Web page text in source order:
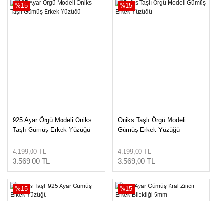
%15
925 Ayar Örgü Modeli Oniks
Taşlı Gümüş Erkek Yüzüğü
4.199,00 TL
3.569,00 TL
%15
Oniks Taşlı Örgü Modeli
Gümüş Erkek Yüzüğü
4.199,00 TL
3.569,00 TL
%15 %15